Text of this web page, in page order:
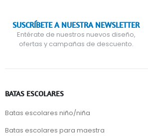
SUSCRÍBETE A NUESTRA NEWSLETTER
Entérate de nuestros nuevos diseño,
ofertas y campañas de descuento.
BATAS ESCOLARES
Batas escolares niño/niña
Batas escolares para maestra